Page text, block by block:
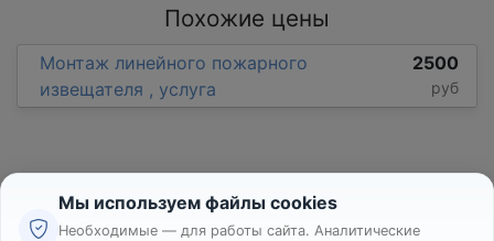
Похожие цены
Монтаж линейного пожарного
извещателя , услуга
2500
руб
Мы используем файлы cookies
Необходимые — для работы сайта. Аналитические